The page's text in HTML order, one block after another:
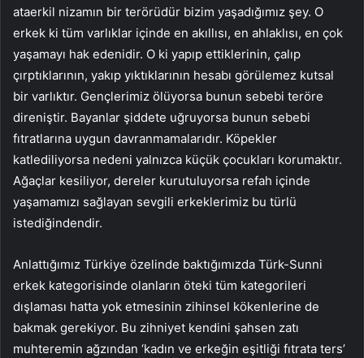
ataerkil nizamın bir terörüdür bizim yaşadığımız şey. O
erkek ki tüm varlıklar içinde en akıllısı, en ahlaklısı, en çok
yaşamayı hak edenidir. O ki yapıp ettiklerinin, çalıp
çırptıklarının, yakıp yıktıklarının hesabı görülemez kutsal
bir varlıktır. Gençlerimiz ölüyorsa bunun sebebi teröre
direniştir. Bayanlar şiddete uğruyorsa bunun sebebi
fıtratlarına uygun davranmamalarıdır. Köpekler
katlediliyorsa nedeni yalnızca küçük çocukları korumaktır.
Ağaçlar kesiliyor, dereler kurutuluyorsa refah içinde
yaşamamızı sağlayan sevgili erkeklerimiz bu türlü
istediğindendir.
Anlattığımız Türkiye özelinde baktığımızda Türk-Sunni
erkek kategorisinde olanların öteki tüm kategorileri
dışlaması hatta yok etmesinin zihinsel kökenlerine de
bakmak gerekiyor. Bu zihniyet kendini şahsen zatı
muhteremin ağzından ‘kadın ve erkeğin eşitliği fıtrata ters’